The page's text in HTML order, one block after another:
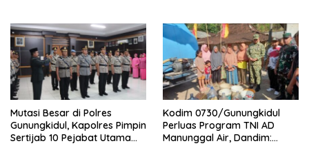
Warga
Mutasi Besar di Polres
Gunungkidul, Kapolres Pimpin
Sertijab 10 Pejabat Utama
Kodim 0730/Gunungkidul
Perluas Program TNI AD
Manunggal Air, Dandim: